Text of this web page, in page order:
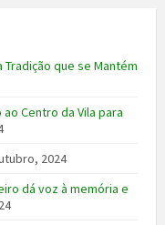
Tradição que se Mantém
Centro da Vila para
2024
dá voz à memória e